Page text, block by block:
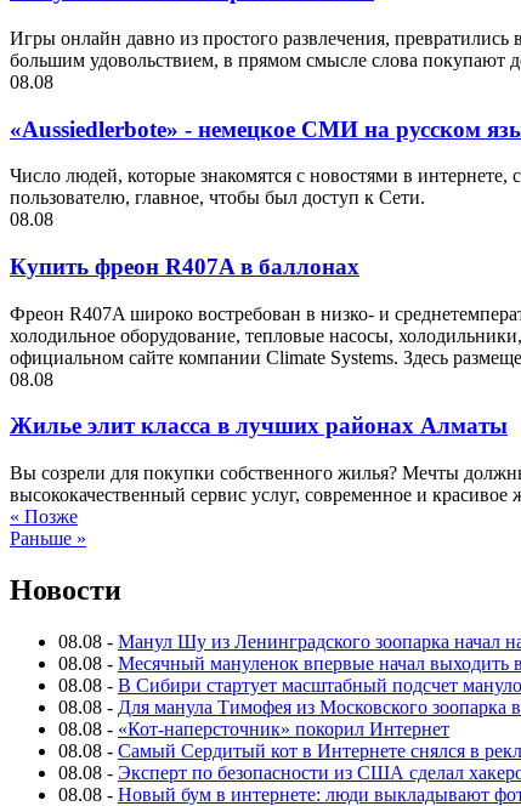
Игры онлайн давно из простого развлечения,
большим удовольствием, в прямом смысле слова покупают
08.08
«Aussiedlerbote» - немецкое СМИ на русском
Число людей, которые знакомятся с новостями в
пользователю, главное, чтобы был доступ к Сети.
08.08
Купить фреон R407A в баллонах
Фреон R407A широко востребован в низко- и
холодильное оборудование, тепловые насосы,
официальном сайте компании Climate Systems. Здесь
08.08
Жилье элит класса в лучших районах Алматы
Вы созрели для покупки собственного жилья? Мечты
высококачественный сервис услуг, современное и
« Позже
Раньше »
Новости
08.08 - Манул Шу из Ленинградского зоопарка начал
08.08 - Месячный мануленок впервые начал выходить
08.08 - В Сибири стартует масштабный подсчет
08.08 - Для манула Тимофея из Московского зоопарка
08.08 - «Кот-наперсточник» покорил Интернет
08.08 - Самый Сердитый кот в Интернете снялся в
08.08 - Эксперт по безопасности из США сделал
08.08 - Новый бум в интернете: люди выкладывают